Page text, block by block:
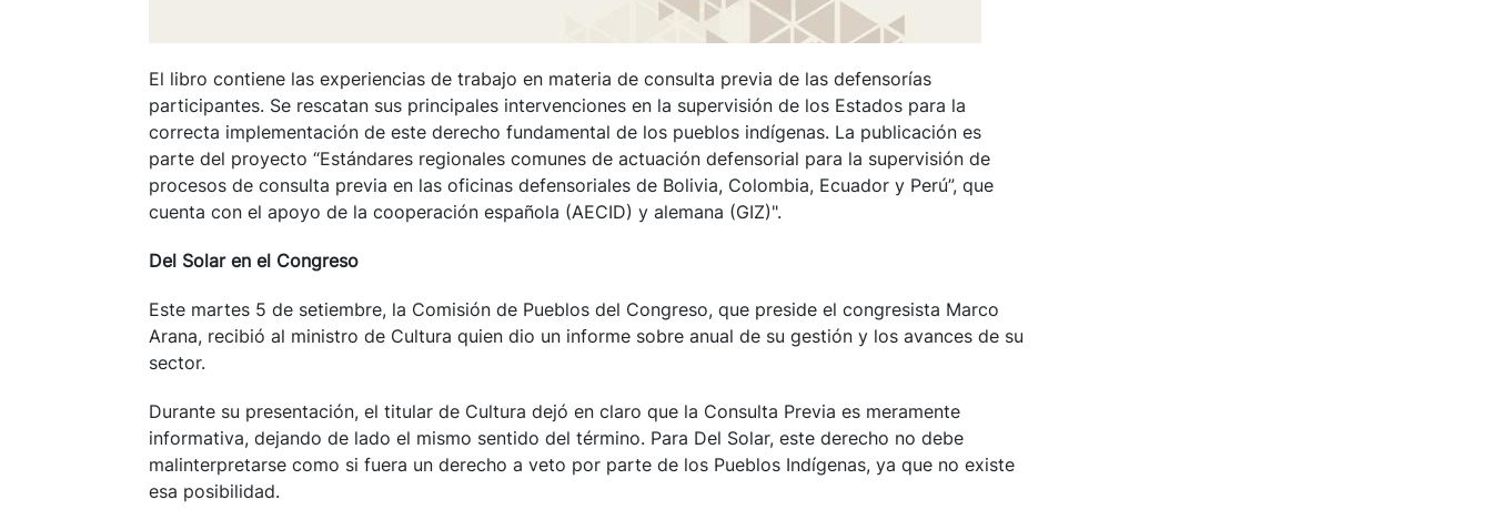
El libro contiene las experiencias de trabajo en materia de consulta previa de las defensorías
participantes. Se rescatan sus principales intervenciones en la supervisión de los Estados para la
correcta implementación de este derecho fundamental de los pueblos indígenas. La publicación es
parte del proyecto “Estándares regionales comunes de actuación defensorial para la supervisión de
procesos de consulta previa en las oficinas defensoriales de Bolivia, Colombia, Ecuador y Perú”, que
cuenta con el apoyo de la cooperación española (AECID) y alemana (GIZ)".
Del Solar en el Congreso
Este martes 5 de setiembre, la Comisión de Pueblos del Congreso, que preside el congresista Marco
Arana, recibió al ministro de Cultura quien dio un informe sobre anual de su gestión y los avances de su
sector.
Durante su presentación, el titular de Cultura dejó en claro que la Consulta Previa es meramente
informativa, dejando de lado el mismo sentido del término. Para Del Solar, este derecho no debe
malinterpretarse como si fuera un derecho a veto por parte de los Pueblos Indígenas, ya que no existe
esa posibilidad.